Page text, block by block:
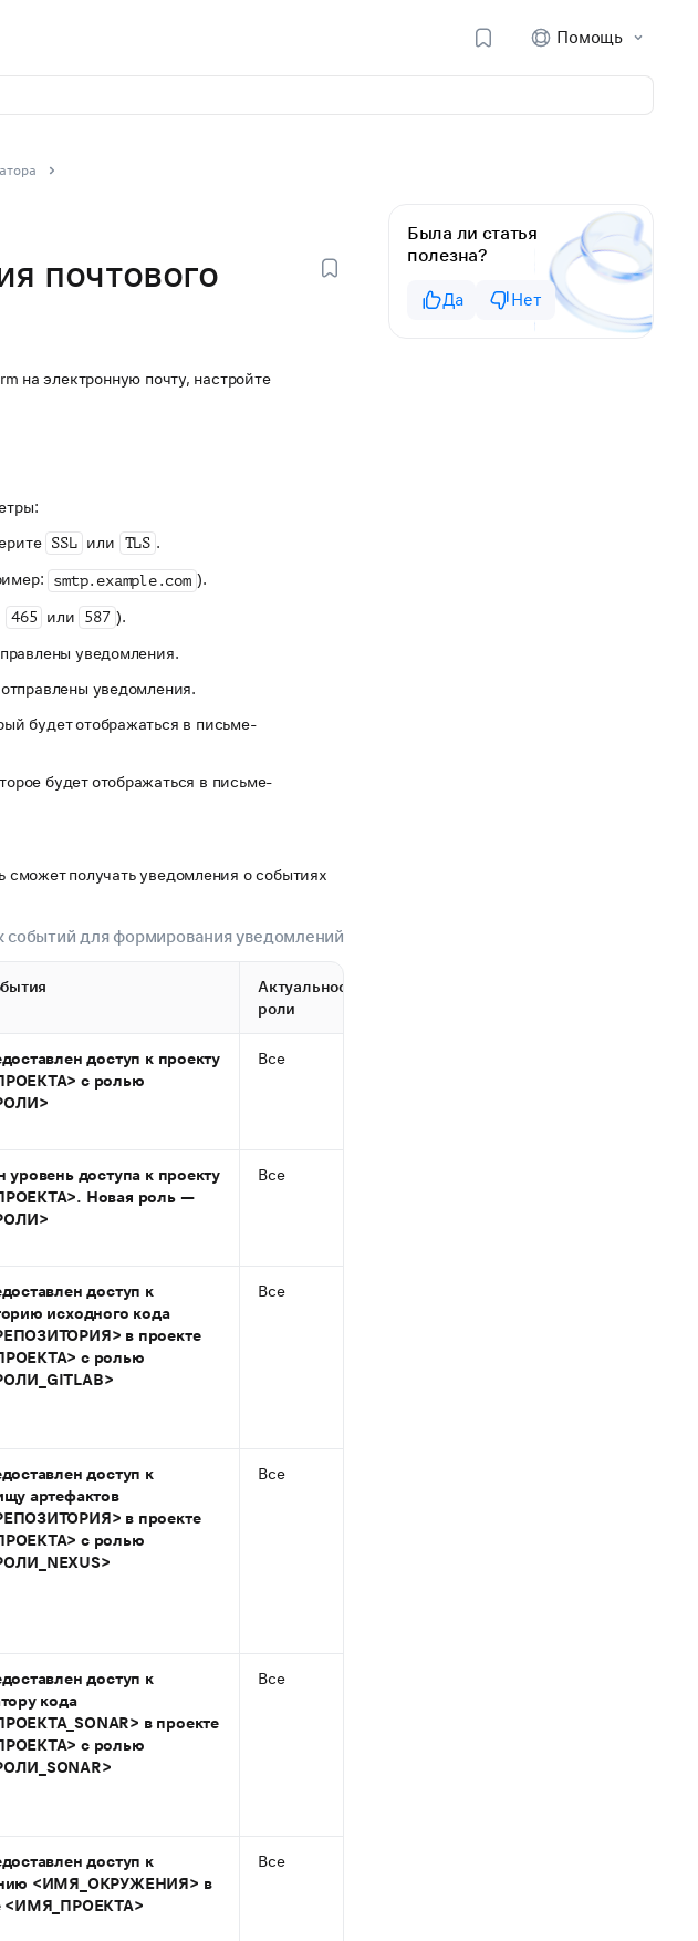
Помощь
почтового
на электронную почту, настройте
SSL или TLS .
smtp.example.com ).
465 или 587 ).
уведомления.
уведомления.
будет отображаться в письме-
будет отображаться в письме-
сможет получать уведомления о событиях
для формирования уведомлений
Актуальность для
роли
доступ к проекту
с ролью
Все
уровень доступа к проекту
Новая роль —
Все
доступ к
исходного кода
в проекте
с ролью
Все
доступ к
артефактов
в проекте
с ролью
Все
доступ к
кода
в проекте
с ролью
Все
доступ к
<ИМЯ_ОКРУЖЕНИЯ> в
<ИМЯ_ПРОЕКТА>
Все
Была ли статья
полезна?
Да Нет